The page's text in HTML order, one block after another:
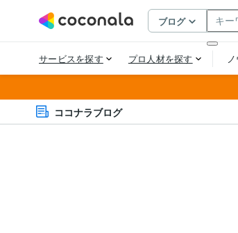
ココナラブログ